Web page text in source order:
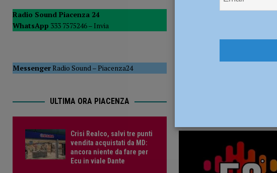
[ 5 Agosto 2026 ] Caldo estremo e asili nido, Tagliaferri (FdI): “Verificare
Radio Sound Piacenza 24
WhatsApp 333 7575246 – Invia
MessengerRadio Sound–Piacenza24
ULTIMA ORA PIACENZA
Crisi Realco, salvi tre punti
vendita acquistati da MD:
ancora niente da fare per
Ecu in viale Dante